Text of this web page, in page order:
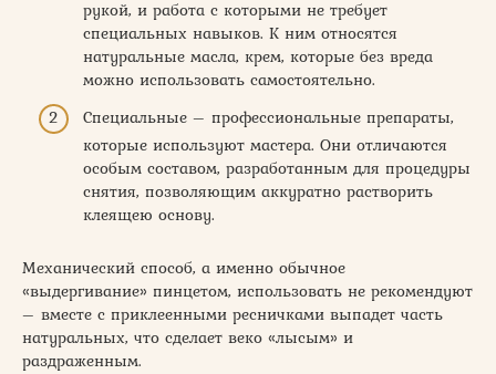
рукой, и работа с которыми не требует
специальных навыков. К ним относятся
натуральные масла, крем, которые без вреда
можно использовать самостоятельно.
Специальные – профессиональные препараты,
которые используют мастера. Они отличаются
особым составом, разработанным для процедуры
снятия, позволяющим аккуратно растворить
клеящею основу.
Механический способ, а именно обычное
«выдергивание» пинцетом, использовать не рекомендуют
– вместе с приклеенными ресничками выпадет часть
натуральных, что сделает веко «лысым» и
раздраженным.